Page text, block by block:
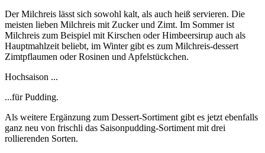
Der Milchreis lässt sich sowohl kalt, als auch heiß servieren. Die
meisten lieben Milchreis mit Zucker und Zimt. Im Sommer ist
Milchreis zum Beispiel mit Kirschen oder Himbeersirup auch als
Hauptmahlzeit beliebt, im Winter gibt es zum Milchreis-dessert
Zimtpflaumen oder Rosinen und Apfelstückchen.
Hochsaison ...
...für Pudding.
Als weitere Ergänzung zum Dessert-Sortiment gibt es jetzt ebenfalls
ganz neu von frischli das Saisonpudding-Sortiment mit drei
rollierenden Sorten.